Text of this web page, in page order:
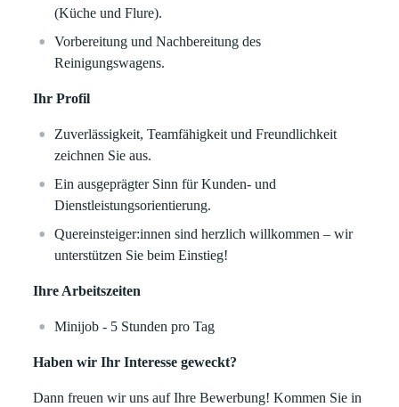
(Küche und Flure).
Vorbereitung und Nachbereitung des
Reinigungswagens.
Ihr Profil
Zuverlässigkeit, Teamfähigkeit und Freundlichkeit
zeichnen Sie aus.
Ein ausgeprägter Sinn für Kunden- und
Dienstleistungsorientierung.
Quereinsteiger:innen sind herzlich willkommen – wir
unterstützen Sie beim Einstieg!
Ihre Arbeitszeiten
Minijob - 5 Stunden pro Tag
Haben wir Ihr Interesse geweckt?
Dann freuen wir uns auf Ihre Bewerbung! Kommen Sie in